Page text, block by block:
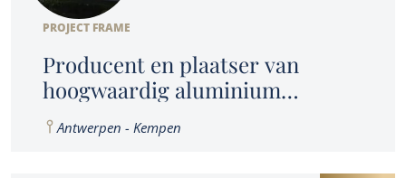
PROJECT FRAME
Producent en plaatser van
hoogwaardig aluminium
buitenschrijnwerk
Antwerpen - Kempen